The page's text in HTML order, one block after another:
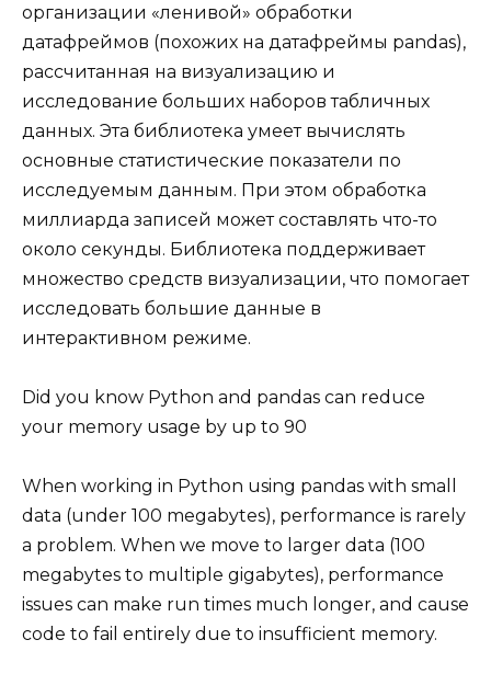
организации «ленивой» обработки
датафреймов (похожих на датафреймы pandas),
рассчитанная на визуализацию и
исследование больших наборов табличных
данных. Эта библиотека умеет вычислять
основные статистические показатели по
исследуемым данным. При этом обработка
миллиарда записей может составлять что-то
около секунды. Библиотека поддерживает
множество средств визуализации, что помогает
исследовать большие данные в
интерактивном режиме.
Did you know Python and pandas can reduce
your memory usage by up to 90
When working in Python using pandas with small
data (under 100 megabytes), performance is rarely
a problem. When we move to larger data (100
megabytes to multiple gigabytes), performance
issues can make run times much longer, and cause
code to fail entirely due to insufficient memory.